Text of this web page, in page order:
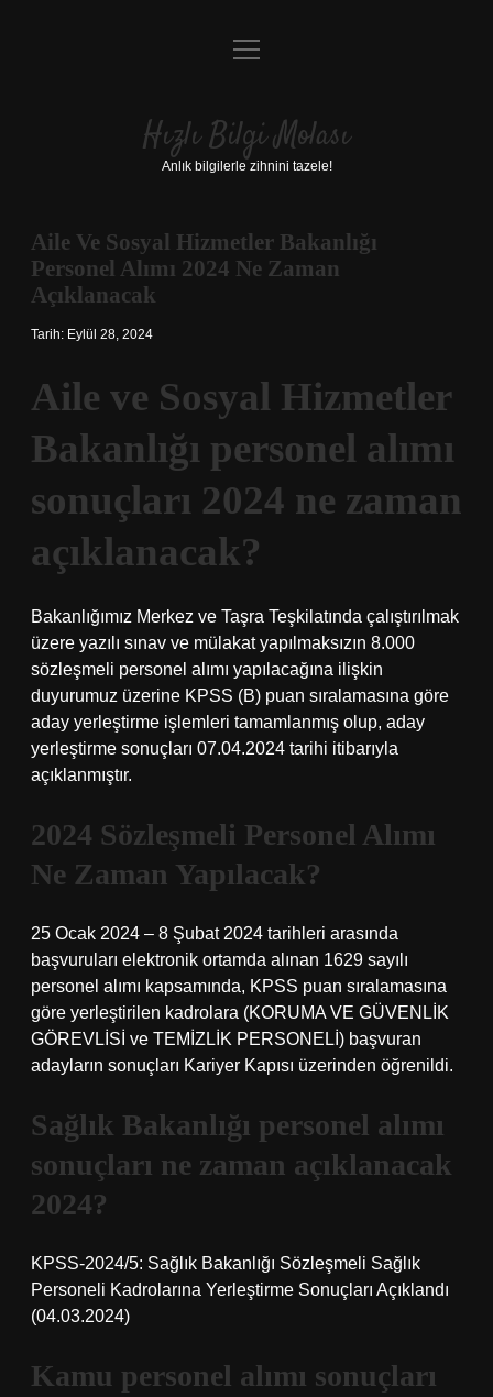
Anasayfa
Yasal Uyarı
menüyü
Hızlı Bilgi Molası
Anlık bilgilerle zihnini tazele!
Aile Ve Sosyal Hizmetler Bakanlığı
Personel Alımı 2024 Ne Zaman
Açıklanacak
Tarih: Eylül 28, 2024
Aile ve Sosyal Hizmetler
Bakanlığı personel alımı
sonuçları 2024 ne zaman
açıklanacak?
Bakanlığımız Merkez ve Taşra Teşkilatında çalıştırılmak
üzere yazılı sınav ve mülakat yapılmaksızın 8.000
sözleşmeli personel alımı yapılacağına ilişkin
duyurumuz üzerine KPSS (B) puan sıralamasına göre
aday yerleştirme işlemleri tamamlanmış olup, aday
yerleştirme sonuçları 07.04.2024 tarihi itibarıyla
açıklanmıştır.
2024 Sözleşmeli Personel Alımı
Ne Zaman Yapılacak?
25 Ocak 2024 – 8 Şubat 2024 tarihleri ​​arasında
başvuruları elektronik ortamda alınan 1629 sayılı
personel alımı kapsamında, KPSS puan sıralamasına
göre yerleştirilen kadrolara (KORUMA VE GÜVENLİK
GÖREVLİSİ ve TEMİZLİK PERSONELİ) başvuran
adayların sonuçları Kariyer Kapısı üzerinden öğrenildi.
Sağlık Bakanlığı personel alımı
sonuçları ne zaman açıklanacak
2024?
KPSS-2024/5: Sağlık Bakanlığı Sözleşmeli Sağlık
Personeli Kadrolarına Yerleştirme Sonuçları Açıklandı
(04.03.2024)
Kamu personel alımı sonuçları